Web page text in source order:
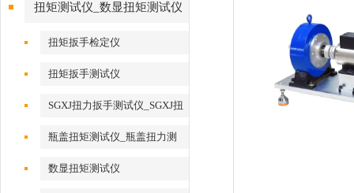
扭矩测试仪_数显扭矩测试仪
扭矩扳手检定仪
扭矩扳手测试仪
SGXJ扭力扳手测试仪_SGXJ扭
力扳手校准仪
瓶盖扭矩测试仪_瓶盖扭力测
试仪
数显扭矩测试仪